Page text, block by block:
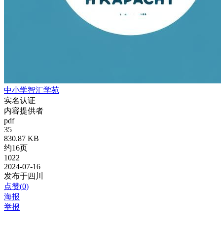
中小学智汇学苑
实名认证
内容提供者
pdf
35
830.87 KB
约16页
1022
2024-07-16
发布于四川
点赞(0)
海报
举报